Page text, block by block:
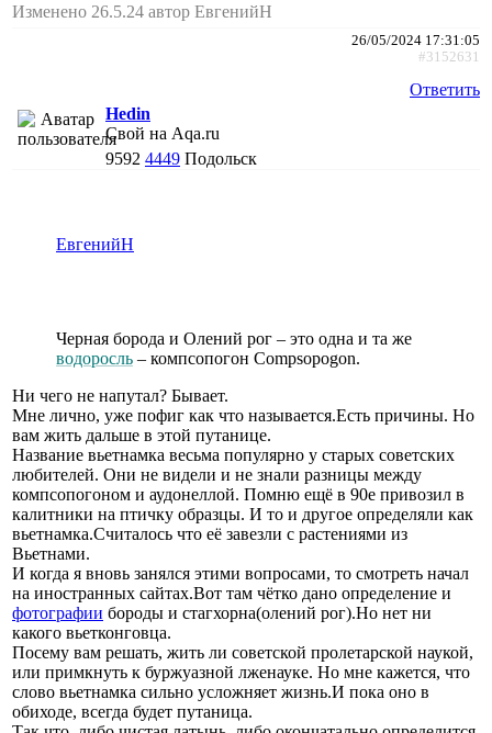
Изменено 26.5.24 автор ЕвгенийН
26/05/2024 17:31:05
#3152631
Ответить
Hedin
Свой на Aqa.ru
9592 4449 Подольск
ЕвгенийН
Черная борода и Олений рог – это одна и та же
водоросль – компсопогон Compsopogon.
Ни чего не напутал? Бывает.
Мне лично, уже пофиг как что называется.Есть причины. Но
вам жить дальше в этой путанице.
Название вьетнамка весьма популярно у старых советских
любителей. Они не видели и не знали разницы между
компсопогоном и аудонеллой. Помню ещё в 90е привозил в
калитники на птичку образцы. И то и другое определяли как
вьетнамка.Считалось что её завезли с растениями из
Вьетнами.
И когда я вновь занялся этими вопросами, то смотреть начал
на иностранных сайтах.Вот там чётко дано определение и
фотографии бороды и стагхорна(олений рог).Но нет ни
какого вьетконговца.
Посему вам решать, жить ли советской пролетарской наукой,
или примкнуть к буржуазной лженауке. Но мне кажется, что
слово вьетнамка сильно усложняет жизнь.И пока оно в
обиходе, всегда будет путаница.